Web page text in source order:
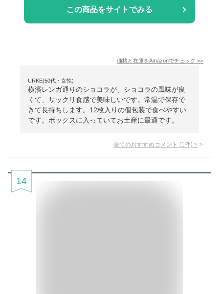
この商品をサイトでみる
価格と在庫をAmazonでチェック >>
URKE(50代・女性)
横濱レンガ通りのショコラが、ショコラの風味が良
くて、サックリ食感で美味しいです。常温で保存で
きて長持ちします。12枚入りの個包装で食べやすい
です。ボックスに入っていてお土産に最適です。
全てのおすすめコメント (1 件) >
14